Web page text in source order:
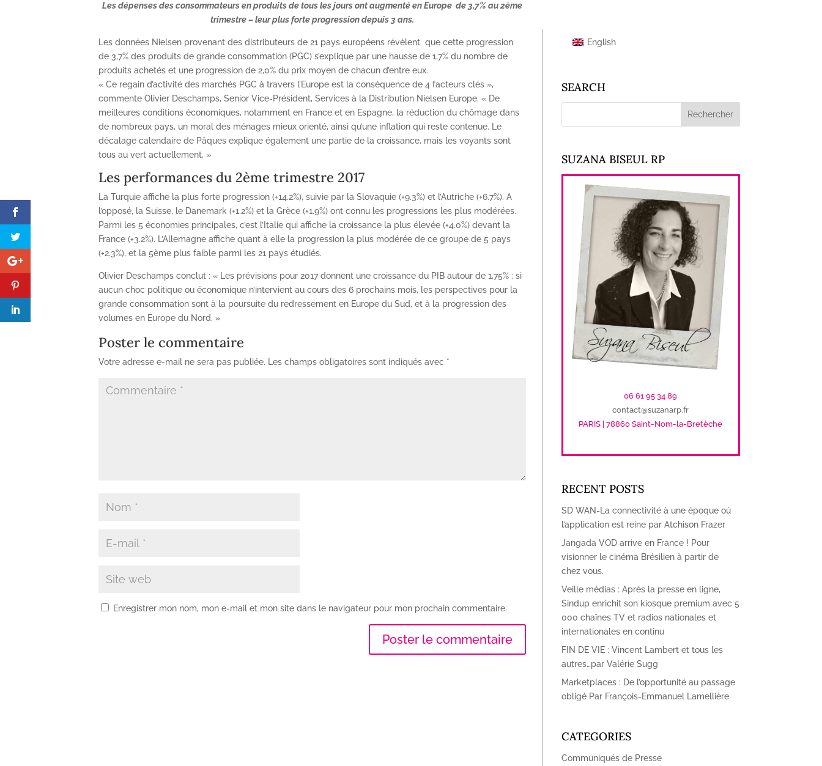
Les dépenses des consommateurs en produits de tous les jours ont augmenté en Europe de 3,7% au 2ème
trimestre – leur plus forte progression depuis 3 ans.
Les données Nielsen provenant des distributeurs de 21 pays européens révèlent que cette progression
de 3,7% des produits de grande consommation (PGC) s’explique par une hausse de 1,7% du nombre de
produits achetés et une progression de 2,0% du prix moyen de chacun d’entre eux.
« Ce regain d’activité des marchés PGC à travers l’Europe est la conséquence de 4 facteurs clés »,
commente Olivier Deschamps, Senior Vice-Président, Services à la Distribution Nielsen Europe. « De
meilleures conditions économiques, notamment en France et en Espagne, la réduction du chômage dans
de nombreux pays, un moral des ménages mieux orienté, ainsi qu’une inflation qui reste contenue. Le
décalage calendaire de Pâques explique également une partie de la croissance, mais les voyants sont
tous au vert actuellement. »
Les performances du 2ème trimestre 2017
La Turquie affiche la plus forte progression (+14.2%), suivie par la Slovaquie (+9.3%) et l’Autriche (+6.7%). A
l’opposé, la Suisse, le Danemark (+1.2%) et la Grèce (+1.9%) ont connu les progressions les plus modérées.
Parmi les 5 économies principales, c’est l’Italie qui affiche la croissance la plus élevée (+4.0%) devant la
France (+3.2%). L’Allemagne affiche quant à elle la progression la plus modérée de ce groupe de 5 pays
(+2.3%), et la 5ème plus faible parmi les 21 pays étudiés.
Olivier Deschamps conclut : « Les prévisions pour 2017 donnent une croissance du PIB autour de 1,75% : si
aucun choc politique ou économique n’intervient au cours des 6 prochains mois, les perspectives pour la
grande consommation sont à la poursuite du redressement en Europe du Sud, et à la progression des
volumes en Europe du Nord. »
Poster le commentaire
Votre adresse e-mail ne sera pas publiée. Les champs obligatoires sont indiqués avec *
Enregistrer mon nom, mon e-mail et mon site dans le navigateur pour mon prochain commentaire.
English
SEARCH
SUZANA BISEUL RP
06 61 95 34 89
contact@suzanarp.fr
PARIS | 78860 Saint-Nom-la-Bretèche
RECENT POSTS
SD WAN-La connectivité à une époque où
l’application est reine par Atchison Frazer
Jangada VOD arrive en France ! Pour
visionner le cinéma Brésilien à partir de
chez vous.
Veille médias : Après la presse en ligne,
Sindup enrichit son kiosque premium avec 5
000 chaînes TV et radios nationales et
internationales en continu
FIN DE VIE : Vincent Lambert et tous les
autres…par Valérie Sugg
Marketplaces : De l’opportunité au passage
obligé Par François-Emmanuel Lamellière
CATEGORIES
Communiqués de Presse